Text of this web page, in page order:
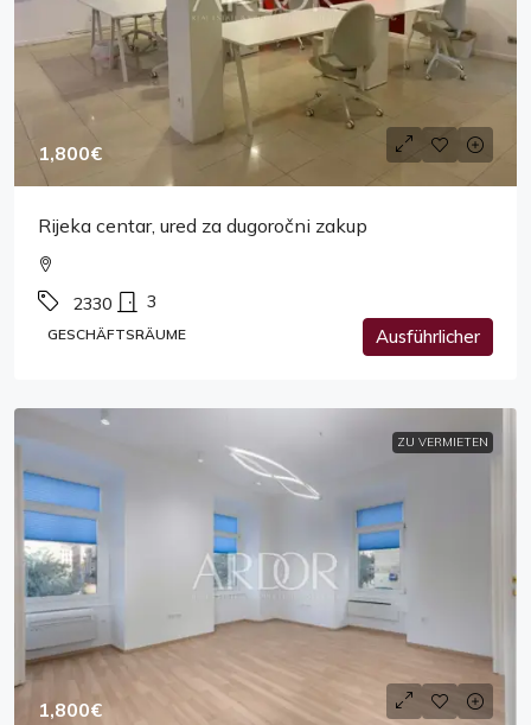
1,800€
Rijeka centar, ured za dugoročni zakup
2330 3
GESCHÄFTSRÄUME Ausführlicher
ZU VERMIETEN
1,800€